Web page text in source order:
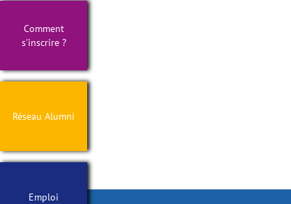
Comment
s'inscrire ?
Réseau Alumni
Emploi